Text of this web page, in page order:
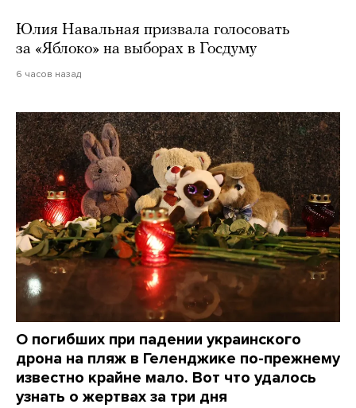
Юлия Навальная призвала голосовать
за «Яблоко» на выборах в Госдуму
6 часов назад
О погибших при падении украинского
дрона на пляж в Геленджике по-прежнему
известно крайне мало. Вот что удалось
узнать о жертвах за три дня